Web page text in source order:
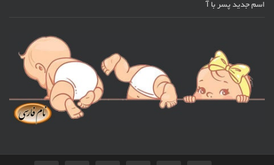
اسم جدید پسر با آ